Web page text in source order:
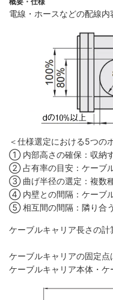
電線・ホースなどの配線
＜仕様選定における5つの
① 内部高さの確保：収納
② 占有率の目安：ケーブ
③ 曲げ半径の選定：複数
④ 内壁との間隔：ケーブ
⑤ 相互間の間隔：隣り合
ケーブルキャリア長さの計
ケーブルキャリアの固定
ケーブルキャリア本体・